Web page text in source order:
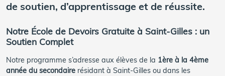
de soutien, d’apprentissage et de réussite.
Notre École de Devoirs Gratuite à Saint-Gilles : un
Soutien Complet
Notre programme s’adresse aux élèves de la 1ère à la 4ème
année du secondaire résidant à Saint-Gilles ou dans les